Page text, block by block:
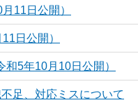
11日公開）
日公開）
5年10月10日公開）
足、対応ミスについて